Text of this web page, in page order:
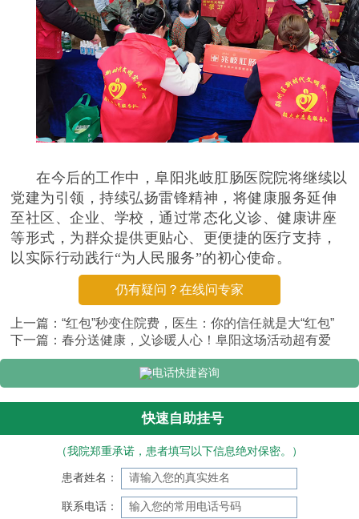
在今后的工作中，阜阳兆岐肛肠医院院将继续以
党建为引领，持续弘扬雷锋精神，将健康服务延伸
至社区、企业、学校，通过常态化义诊、健康讲座
等形式，为群众提供更贴心、更便捷的医疗支持，
以实际行动践行“为人民服务”的初心使命。
仍有疑问？在线问专家
上一篇：“红包”秒变住院费，医生：你的信任就是大“红包”
下一篇：春分送健康，义诊暖人心！阜阳这场活动超有爱
电话快捷咨询
快速自助挂号
（我院郑重承诺，患者填写以下信息绝对保密。）
患者姓名：
联系电话：